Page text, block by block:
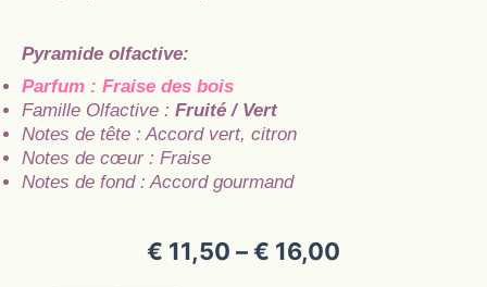
Pyramide olfactive:
Parfum : Fraise des bois
Famille Olfactive : Fruité / Vert
Notes de tête : Accord vert, citron
Notes de cœur : Fraise
Notes de fond : Accord gourmand
€ 11,50 –€ 16,00
Plage